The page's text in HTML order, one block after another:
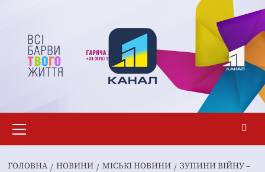
вмісту
меню
ГОЛОВНА НОВИНИ MІСЬКІ НОВИНИ
ЗУПИНИ ВІЙНУ –